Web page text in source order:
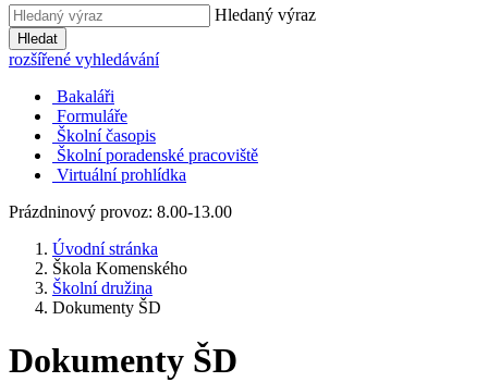
Hledaný výraz
Hledat
rozšířené vyhledávání
Bakaláři
Formuláře
Školní časopis
Školní poradenské pracoviště
Virtuální prohlídka
Prázdninový provoz: 8.00-13.00
Úvodní stránka
Škola Komenského
Školní družina
Dokumenty ŠD
Dokumenty ŠD